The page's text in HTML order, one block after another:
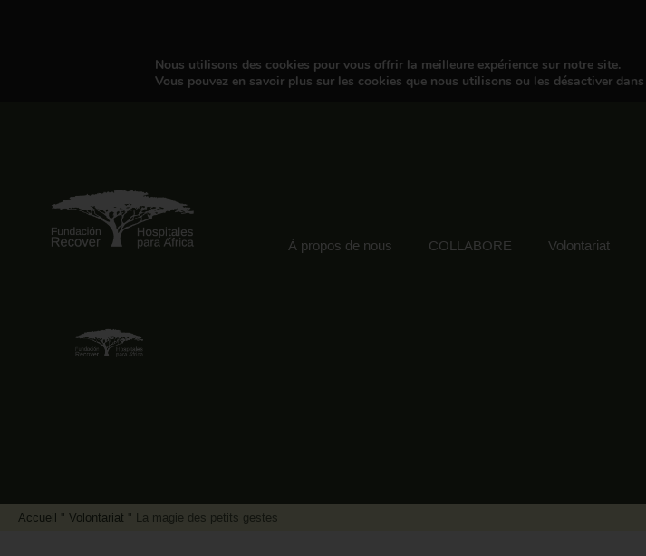
À propos de nous COLLABORE Volontariat
Accueil " Volontariat " La magie des petits gestes
Nous utilisons des cookies pour vous offrir la meilleure expérience sur notre site.
Vous pouvez en savoir plus sur les cookies que nous utilisons ou les désactiver dans